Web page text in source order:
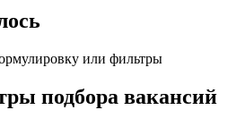
или фильтры
подбора вакансий